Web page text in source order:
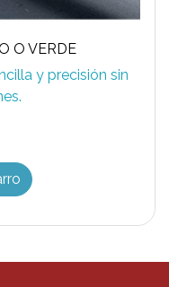
O VERDE
y precisión sin